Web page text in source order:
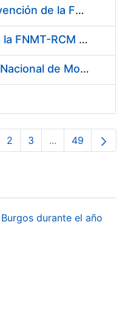
Servicio de Calibración y Verificación Externa de los Equipos de Medición del Servicio de Prevención de la FNMT-RCM
Conexión mediante Fibra Óptica de los Centros de Proceso de Datos (CPDs) de las sedes de la FNMT-RCM de Burgos y Madrid
Contratación de acuerdo marco para el Suministro de Material de Electricidad para la Fábrica Nacional de Moneda y Timbre-Real Casa de la Moneda en su centro de trabajo de Burgos
Página
2 Página
3 ...PáginasPágina
49
durante el año